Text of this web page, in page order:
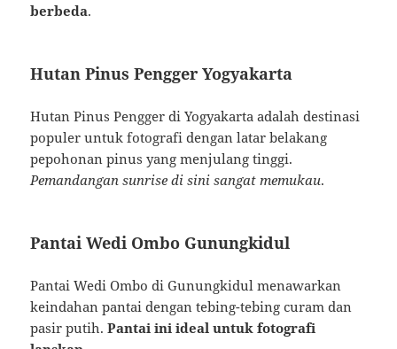
berbeda.
Hutan Pinus Pengger Yogyakarta
Hutan Pinus Pengger di Yogyakarta adalah destinasi
populer untuk fotografi dengan latar belakang
pepohonan pinus yang menjulang tinggi.
Pemandangan sunrise di sini sangat memukau.
Pantai Wedi Ombo Gunungkidul
Pantai Wedi Ombo di Gunungkidul menawarkan
keindahan pantai dengan tebing-tebing curam dan
pasir putih.Pantai ini ideal untuk fotografi